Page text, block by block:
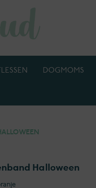
DOGMOMS
Halloween